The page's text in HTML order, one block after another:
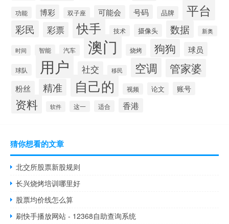
功能 博彩 双子座 可能会 号码 品牌 平台
彩民 彩票 快手 技术 摄像头 数据 新奥
时间 智能 汽车 澳门 烧烤 狗狗 球员
球队 用户 社交 移民 空调 管家婆
粉丝 精准 自己的 视频 论文 账号
资料 软件 这一 适合 香港
猜你想看的文章
北交所股票新股规则
长兴烧烤培训哪里好
股票均价线怎么算
刷快手播放网站 - 12368自助查询系统